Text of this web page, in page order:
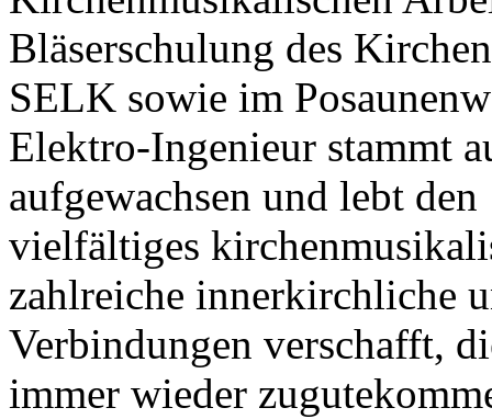
Bläserschulung des
SELK sowie im
Elektro-Ingenieur stammt
aufgewachsen und lebt
vielfältiges
zahlreiche innerkirchliche
Verbindungen verschafft,
immer wieder